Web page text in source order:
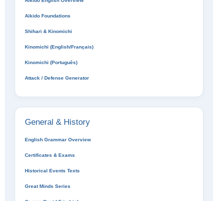
Aikido Foundations
Shihari & Kinomichi
Kinomichi (English/Français)
Kinomichi (Português)
Attack / Defense Generator
General & History
English Grammar Overview
Certificates & Exams
Historical Events Texts
Great Minds Series